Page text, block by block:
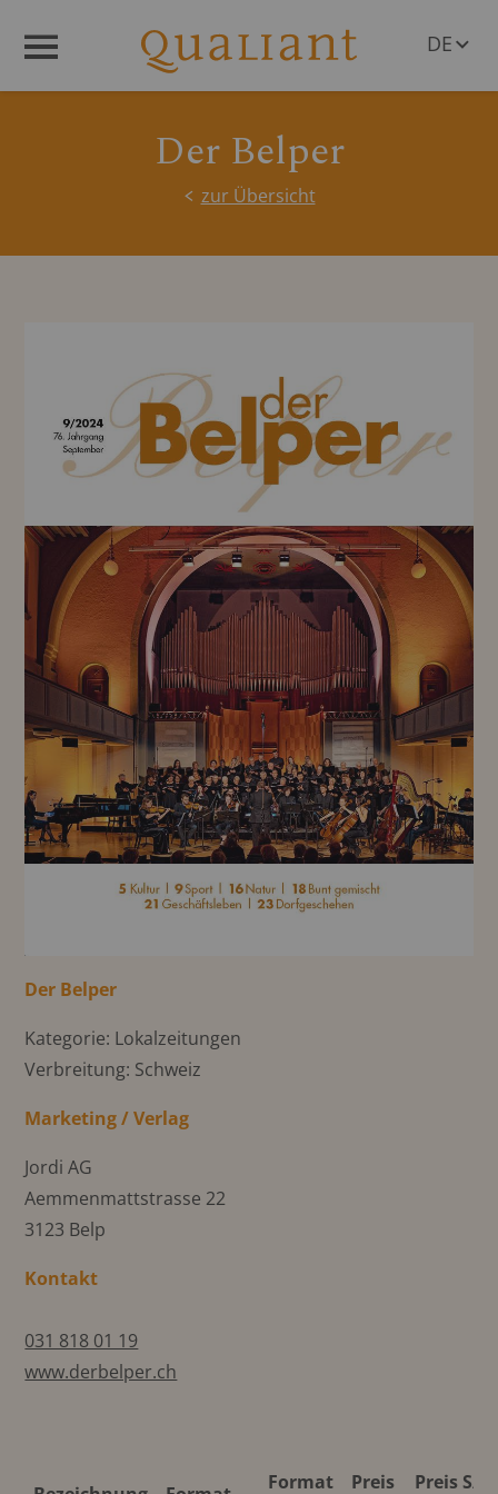
DE
Der Belper
zur Übersicht
Der Belper
Kategorie: Lokalzeitungen
Verbreitung: Schweiz
Marketing / Verlag
Jordi AG
Aemmenmattstrasse 22
3123 Belp
Kontakt
031 818 01 19
www.derbelper.ch
Format
Preis
Preis S/W